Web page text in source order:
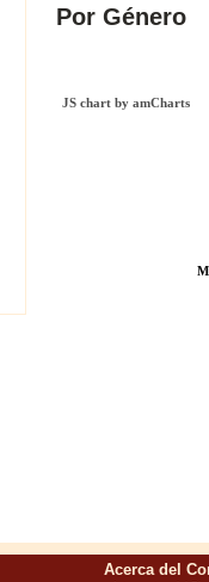
Por Género
JS chart by amCharts